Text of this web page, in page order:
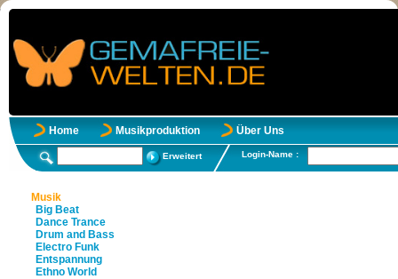
Home Musikproduktion Über Uns
Erweitert Login-Name :
Musik
Big Beat
Dance Trance
Drum and Bass
Electro Funk
Entspannung
Ethno World